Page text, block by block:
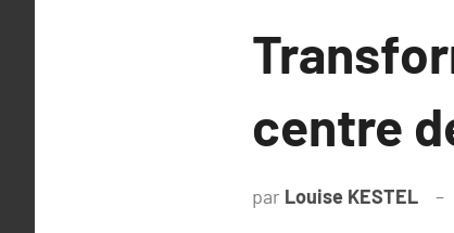
centre
par Louise KESTEL